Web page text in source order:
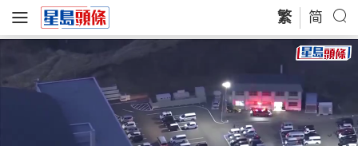
繁 简